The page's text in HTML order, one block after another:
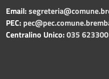
Email:
PEC:
Centralino Unico:035 623300